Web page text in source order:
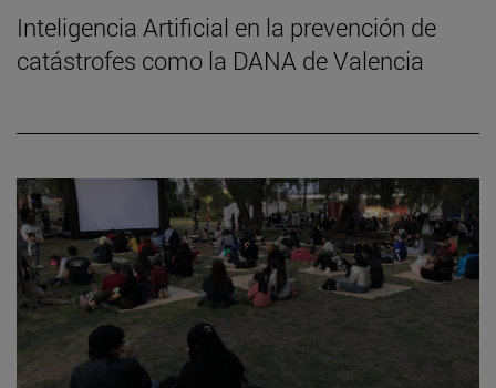
Inteligencia Artificial en la prevención de
catástrofes como la DANA de Valencia